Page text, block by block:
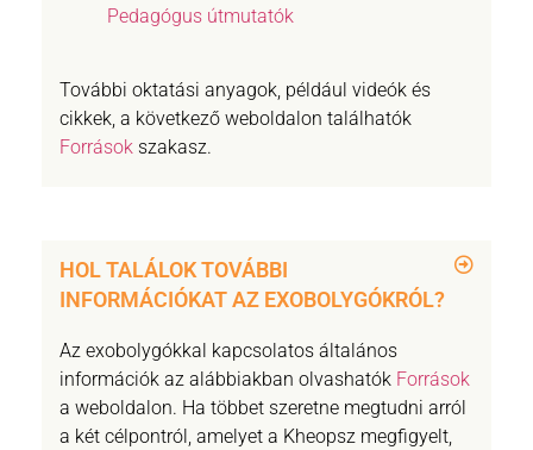
Pedagógus útmutatók
További oktatási anyagok, például videók és
cikkek, a következő weboldalon találhatók
Források szakasz.
HOL TALÁLOK TOVÁBBI
INFORMÁCIÓKAT AZ EXOBOLYGÓKRÓL?
Az exobolygókkal kapcsolatos általános
információk az alábbiakban olvashatók Források
a weboldalon. Ha többet szeretne megtudni arról
a két célpontról, amelyet a Kheopsz megfigyelt,